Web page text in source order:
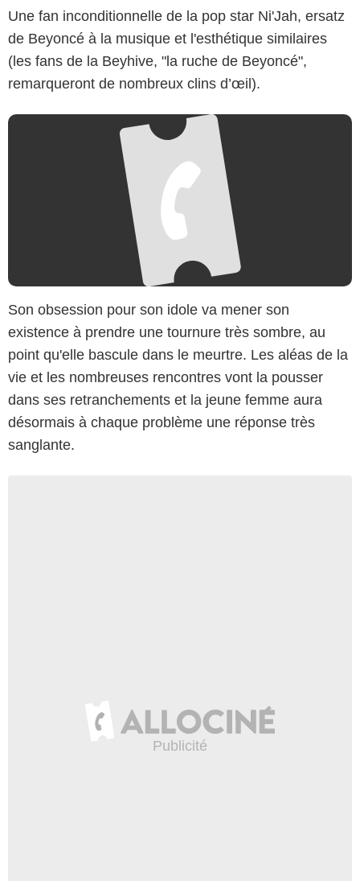
Une fan inconditionnelle de la pop star Ni'Jah, ersatz
de Beyoncé à la musique et l'esthétique similaires
(les fans de la Beyhive, "la ruche de Beyoncé",
remarqueront de nombreux clins d’œil).
Son obsession pour son idole va mener son
existence à prendre une tournure très sombre, au
point qu'elle bascule dans le meurtre. Les aléas de la
vie et les nombreuses rencontres vont la pousser
dans ses retranchements et la jeune femme aura
désormais à chaque problème une réponse très
sanglante.